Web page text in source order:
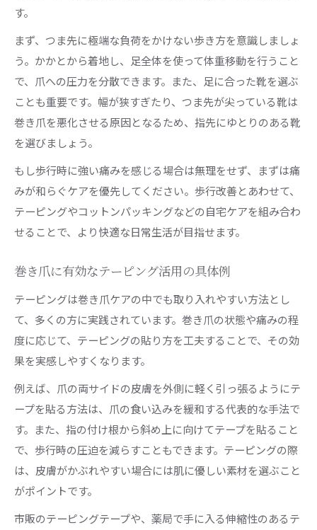
す。
まず、つま先に極端な負荷をかけない歩き方を意識しましょ
う。かかとから着地し、足全体を使って体重移動を行うこと
で、爪への圧力を分散できます。また、足に合った靴を選ぶ
ことも重要です。幅が狭すぎたり、つま先が尖っている靴は
巻き爪を悪化させる原因となるため、指先にゆとりのある靴
を選びましょう。
もし歩行時に強い痛みを感じる場合は無理をせず、まずは痛
みが和らぐケアを優先してください。歩行改善とあわせて、
テーピングやコットンパッキングなどの自宅ケアを組み合わ
せることで、より快適な日常生活が目指せます。
巻き爪に有効なテーピング活用の具体例
テーピングは巻き爪ケアの中でも取り入れやすい方法とし
て、多くの方に実践されています。巻き爪の状態や痛みの程
度に応じて、テーピングの貼り方を工夫することで、その効
果を実感しやすくなります。
例えば、爪の両サイドの皮膚を外側に軽く引っ張るようにテ
ープを貼る方法は、爪の食い込みを緩和する代表的な手法で
す。また、指の付け根から斜め上に向けてテープを貼ること
で、歩行時の圧迫を減らすこともできます。テーピングの際
は、皮膚がかぶれやすい場合には肌に優しい素材を選ぶこと
がポイントです。
市販のテーピングテープや、薬局で手に入る伸縮性のあるテ